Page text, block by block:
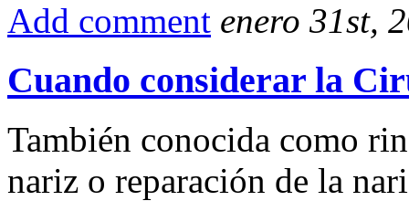
Add comment enero 31st,
Cuando considerar la
También conocida como
nariz o reparación de la